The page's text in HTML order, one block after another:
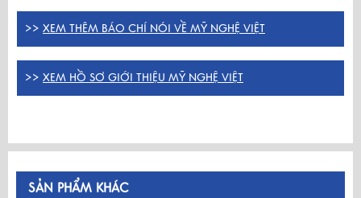
>> XEM THÊM BÁO CHÍ NÓI VỀ MỸ NGHỆ VIỆT
>> XEM HỒ SƠ GIỚI THIỆU MỸ NGHỆ VIỆT
SẢN PHẨM KHÁC